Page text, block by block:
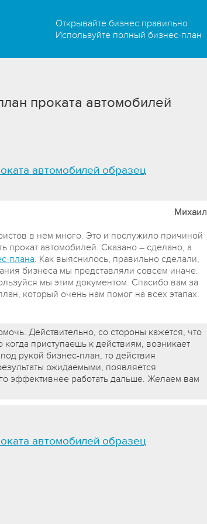
Открывайте бизнес правильно
Используйте полный бизнес-план
проката автомобилей
автомобилей образец
Михаил
в нем много. Это и послужило причиной
прокат автомобилей. Сказано – сделано, а
плана. Как выяснилось, правильно сделали,
бизнеса мы представляли совсем иначе.
мы этим документом. Спасибо вам за
который очень нам помог на всех этапах.
Действительно, со стороны кажется, что
когда приступаешь к действиям, возникает
рукой бизнес-план, то действия
ожидаемыми, появляется
эффективнее работать дальше. Желаем вам
автомобилей образец